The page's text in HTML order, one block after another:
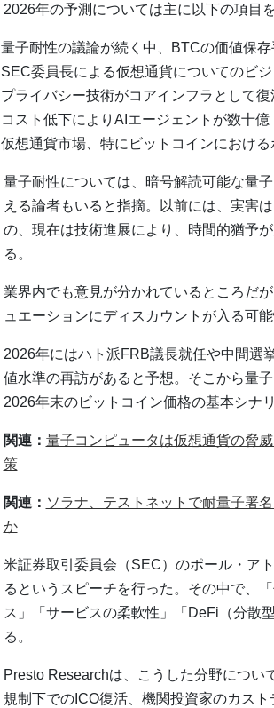
2026年の予測については主に以下の項目
量子耐性の議論が続く中、BTCの価値保
SEC委員長による仮想通貨についてのビ
プライバシー技術がコアインフラとして復
コスト低下によりAIエージェントが数十
仮想通貨市場、特にビットコインにおけ
量子耐性については、暗号解読可能な量
える論者もいると指摘。以前には、実害
の、現在は技術進展により、時間的猶予
る。
業界内でも意見が分かれているところだ
ュエーションにディスカウントが入る可
2026年にはハト派FRB議長就任や中間選
値水準の再訪があると予想。そこから量
2026年末のビットコイン価格の基本シナ
関連： 量子コンピュータは仮想通貨の脅
策
関連： ソラナ、テストネットで耐量子署
か
米証券取引委員会（SEC）のポール・ア
るというスピーチを行った。その中で、
ス」「サービスの柔軟性」「DeFi（分散
る。
Presto Researchは、こうした分野につい
規制下でのICO復活、機関投資家のカス